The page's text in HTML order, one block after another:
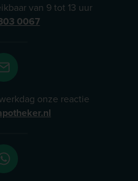
van 9 tot 13 uur
0067
onze reactie